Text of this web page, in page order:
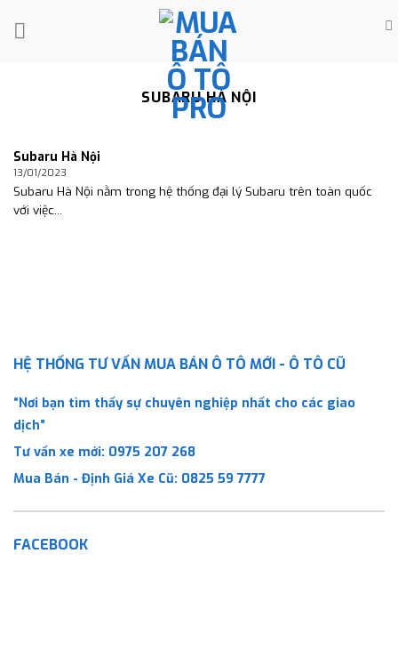
SUBARU HÀ NỘI
Subaru Hà Nội
13/01/2023
Subaru Hà Nội nằm trong hệ thống đại lý Subaru trên toàn quốc
với việc...
HỆ THỐNG TƯ VẤN MUA BÁN Ô TÔ MỚI - Ô TÔ CŨ
“Nơi bạn tìm thấy sự chuyên nghiệp nhất cho các giao
dịch”
Tư vấn xe mới: 0975 207 268
Mua Bán - Định Giá Xe Cũ: 0825 59 7777
FACEBOOK